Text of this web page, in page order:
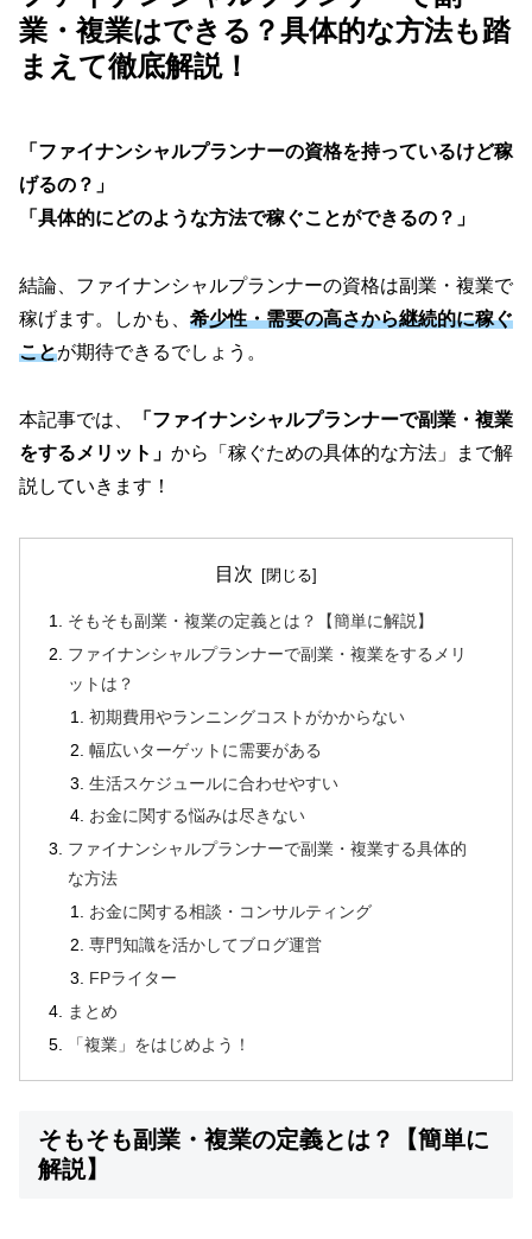
業・複業はできる？具体的な方法も踏
まえて徹底解説！
「ファイナンシャルプランナーの資格を持っているけど稼
げるの？」
「具体的にどのような方法で稼ぐことができるの？」
結論、ファイナンシャルプランナーの資格は副業・複業で
稼げます。しかも、 希少性・需要の高さから継続的に稼ぐ
ことが期待できるでしょう。
本記事では、
「ファイナンシャルプランナーで副業・複業
をするメリット」 から「稼ぐための具体的な方法」まで解
説していきます！
目次
そもそも副業・複業の定義とは？【簡単に解説】
ファイナンシャルプランナーで副業・複業をするメリ
ットは？
初期費用やランニングコストがかからない
幅広いターゲットに需要がある
生活スケジュールに合わせやすい
お金に関する悩みは尽きない
ファイナンシャルプランナーで副業・複業する具体的
な方法
お金に関する相談・コンサルティング
専門知識を活かしてブログ運営
FPライター
まとめ
「複業」をはじめよう！
そもそも副業・複業の定義とは？【簡単に
解説】